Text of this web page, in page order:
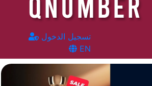
تسجيل الدخول
EN